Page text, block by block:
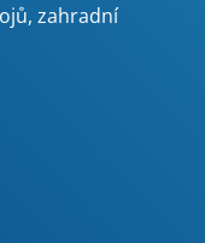
zahradní